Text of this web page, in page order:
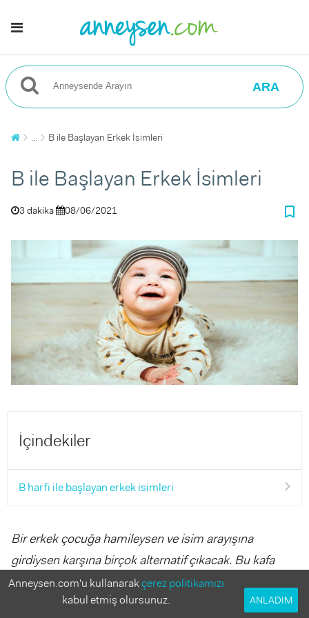
ARA
... B ile Başlayan Erkek İsimleri
B ile Başlayan Erkek İsimleri
3 dakika 08/06/2021 bookmark_border
İçindekiler
B harfi ile başlayan erkek isimleri
Bir erkek çocuğa hamileysen ve isim arayışına
girdiysen karşına birçok alternatif çıkacak. Bu kafa
karıştırıcı yolculukta işini kolaylaştırmak için sana bazı
önerilerimiz olacak. Bunlar da b harfiyle başlayan
Anneysen.com'u kullanarakçerez politikamızı
kabul etmiş olursunuz.
ANLADIM